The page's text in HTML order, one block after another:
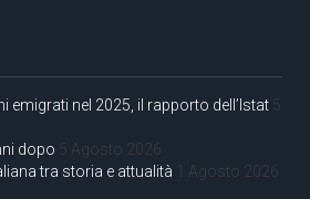
emigrati nel 2025, il rapporto dell’Istat 5
dopo 5 Agosto 2026
tra storia e attualità 1 Agosto 2026